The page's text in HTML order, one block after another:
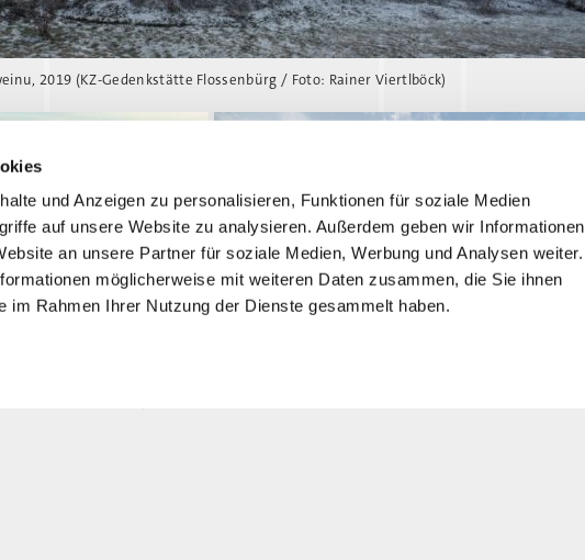
und Anzeigen zu personalisieren, Funktionen für soziale Medien
auf unsere Website zu analysieren. Außerdem geben wir Informationen
an unsere Partner für soziale Medien, Werbung und Analysen weiter.
möglicherweise mit weiteren Daten zusammen, die Sie ihnen
im Rahmen Ihrer Nutzung der Dienste gesammelt haben.
2019 (KZ-Gedenkstätte Flossenbürg / Foto: Rainer Viertlböck)